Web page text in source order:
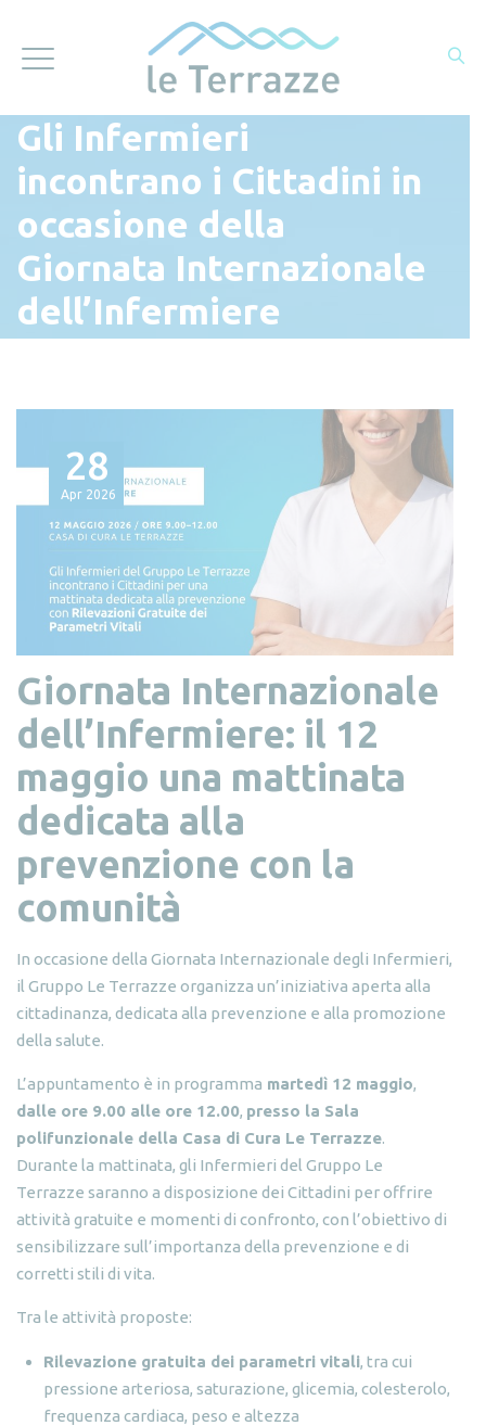
Gli Infermieri
incontrano i Cittadini in
occasione della
Giornata Internazionale
dell’Infermiere
28
Apr 2026
Giornata Internazionale
dell’Infermiere: il 12
maggio una mattinata
dedicata alla
prevenzione con la
comunità
In occasione della Giornata Internazionale degli Infermieri,
il Gruppo Le Terrazze organizza un’iniziativa aperta alla
cittadinanza, dedicata alla prevenzione e alla promozione
della salute.
L’appuntamento è in programma martedì 12 maggio,
dalle ore 9.00 alle ore 12.00, presso la Sala
polifunzionale della Casa di Cura Le Terrazze.
Durante la mattinata, gli Infermieri del Gruppo Le
Terrazze saranno a disposizione dei Cittadini per offrire
attività gratuite e momenti di confronto, con l’obiettivo di
sensibilizzare sull’importanza della prevenzione e di
corretti stili di vita.
Tra le attività proposte:
Rilevazione gratuita dei parametri vitali, tra cui
pressione arteriosa, saturazione, glicemia, colesterolo,
frequenza cardiaca, peso e altezza